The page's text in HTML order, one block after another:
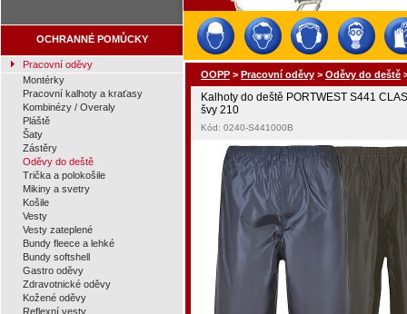
OCHRANNÉ POMŮCKY
Pracovní oděvy
Montérky
Pracovní kalhoty a kraťasy
Kombinézy / Overaly
Pláště
Šaty
Zástěry
Oděvy do deště
Trička a polokošile
Mikiny a svetry
Košile
Vesty
Vesty zateplené
Bundy fleece a lehké
Bundy softshell
Gastro oděvy
Zdravotnické oděvy
Kožené oděvy
Reflexní vesty
OOPP > Pracovní oděvy > Oděvy do deště
Kalhoty do deště PORTWEST S441
švy 210
Kód: 0240-S441000B